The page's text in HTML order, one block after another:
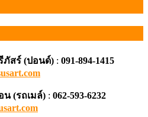
ภัสร์ (ปอนด์) : 091-894-1415
น (รถเมล์) : 062-593-6232